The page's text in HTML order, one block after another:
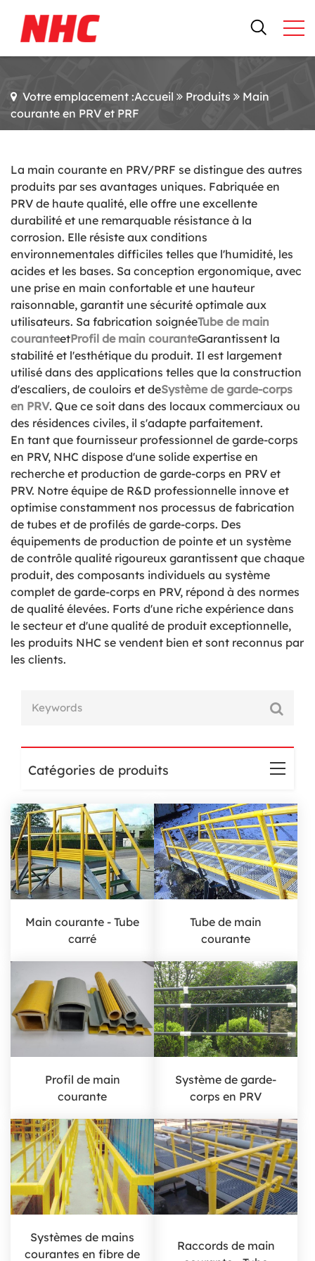
Votre emplacement :Accueil Produits
Main
courante en PRV et PRF
La main courante en PRV/PRF se distingue des autres
produits par ses avantages uniques. Fabriquée en
PRV de haute qualité, elle offre une excellente
durabilité et une remarquable résistance à la
corrosion. Elle résiste aux conditions
environnementales difficiles telles que l'humidité, les
acides et les bases. Sa conception ergonomique, avec
une prise en main confortable et une hauteur
raisonnable, garantit une sécurité optimale aux
utilisateurs. Sa fabrication soignéeTube de main
couranteetProfil de main couranteGarantissent la
stabilité et l'esthétique du produit. Il est largement
utilisé dans des applications telles que la construction
d'escaliers, de couloirs et deSystème de garde-corps
en PRV. Que ce soit dans des locaux commerciaux ou
des résidences civiles, il s'adapte parfaitement.
En tant que fournisseur professionnel de garde-corps
en PRV, NHC dispose d'une solide expertise en
recherche et production de garde-corps en PRV et
PRV. Notre équipe de R&D professionnelle innove et
optimise constamment nos processus de fabrication
de tubes et de profilés de garde-corps. Des
équipements de production de pointe et un système
de contrôle qualité rigoureux garantissent que chaque
produit, des composants individuels au système
complet de garde-corps en PRV, répond à des normes
de qualité élevées. Forts d'une riche expérience dans
le secteur et d'une qualité de produit exceptionnelle,
les produits NHC se vendent bien et sont reconnus par
les clients.
Main courante - Tube
carré
Tube de main
courante
Profil de main
courante
Système de garde-
corps en PRV
Systèmes de mains
courantes en fibre de
Raccords de main
Catégories de produits